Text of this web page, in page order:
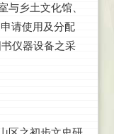
与乡土文化馆、
请使用及分配
仪器设备之采